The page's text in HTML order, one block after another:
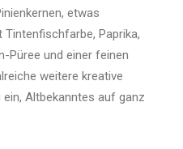
etwas
Paprika,
Püree und einer feinen
weitere kreative
Altbekanntes auf ganz